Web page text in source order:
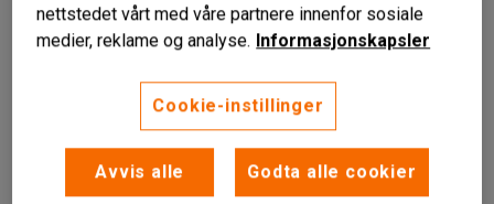
Stabil metallkonstruksjon
Ryggkryss og gavler
Justerbare hyller
Fleksibelt hyllesystem med flyttbare hyller som passer inn
nettstedet vårt med våre partnere innenfor sosiale
medier, reklame og analyse. Informasjonskapsler
Cookie-instillinger
Avvis alle Godta alle cookier